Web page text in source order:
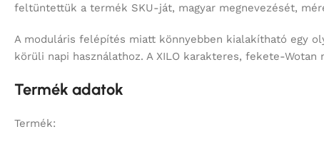
feltüntettük a termék SKU-ját, magyar megnevezését,
A moduláris felépítés miatt könnyebben kialakítható egy
körüli napi használathoz. A XILO karakteres, fekete-
Termék adatok
Termék: